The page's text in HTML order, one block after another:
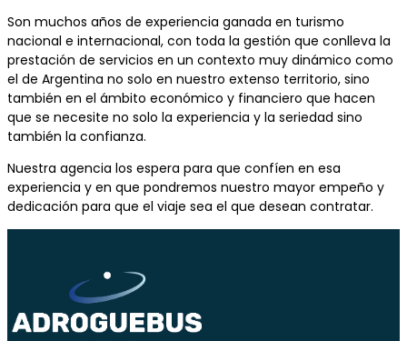
Son muchos años de experiencia ganada en turismo
nacional e internacional, con toda la gestión que conlleva la
prestación de servicios en un contexto muy dinámico como
el de Argentina no solo en nuestro extenso territorio, sino
también en el ámbito económico y financiero que hacen
que se necesite no solo la experiencia y la seriedad sino
también la confianza.
Nuestra agencia los espera para que confíen en esa
experiencia y en que pondremos nuestro mayor empeño y
dedicación para que el viaje sea el que desean contratar.